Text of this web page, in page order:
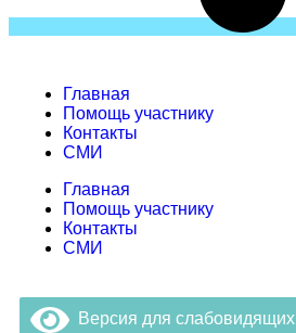
Главная
Помощь участнику
Контакты
СМИ
Главная
Помощь участнику
Контакты
СМИ
Версия для слабовидящих